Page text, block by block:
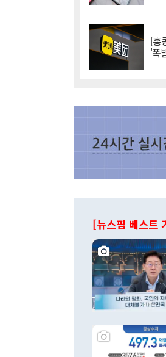
[홍
'폭
[뉴스핌 베스트